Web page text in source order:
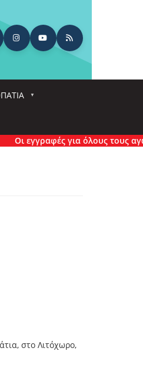
εγγραφές για όλους τους αγώνες
στο Λιτόχωρο,